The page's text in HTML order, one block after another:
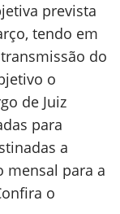
prevista
tendo em
do
o
de Juiz
para
a
mensal para a
o